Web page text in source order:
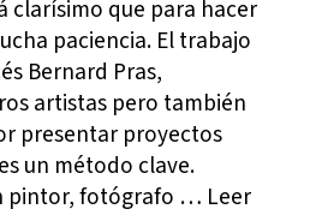
clarísimo que para hacer
paciencia. El trabajo
Bernard Pras,
artistas pero también
presentar proyectos
un método clave.
pintor, fotógrafo … Leer